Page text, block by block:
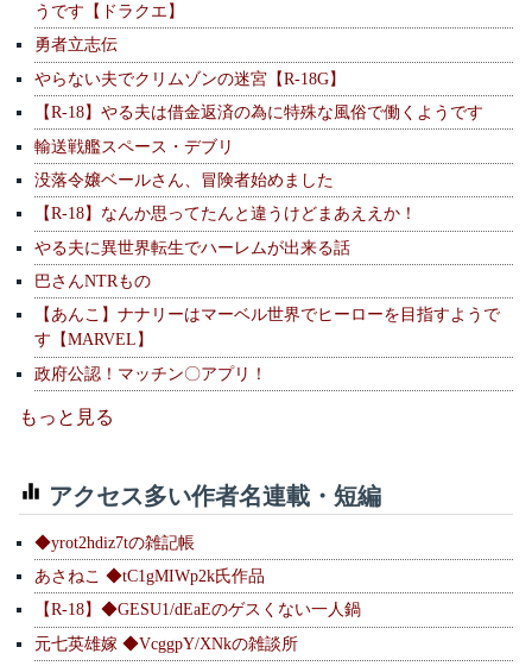
うです【ドラクエ】
勇者立志伝
やらない夫でクリムゾンの迷宮【R-18G】
【R-18】やる夫は借金返済の為に特殊な風俗で働くようです
輸送戦艦スペース・デブリ
没落令嬢ベールさん、冒険者始めました
【R-18】なんか思ってたんと違うけどまあええか！
やる夫に異世界転生でハーレムが出来る話
巴さんNTRもの
【あんこ】ナナリーはマーベル世界でヒーローを目指すようで
す【MARVEL】
政府公認！マッチン〇アプリ！
もっと見る
アクセス多い作者名連載・短編
◆yrot2hdiz7tの雑記帳
あさねこ ◆tC1gMIWp2k氏作品
【R-18】◆GESU1/dEaEのゲスくない一人鍋
元七英雄嫁 ◆VcggpY/XNkの雑談所